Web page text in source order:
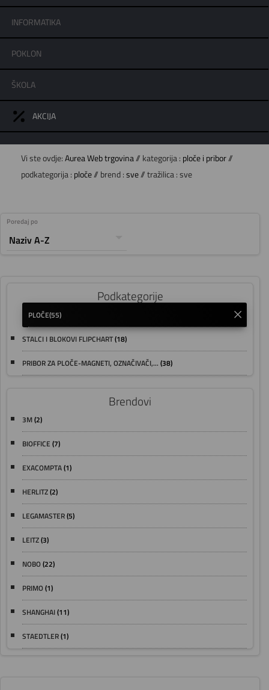
INFORMATIKA
POKLON
ŠKOLA
AKCIJA
Vi ste ovdje: Aurea Web trgovina// kategorija : ploče i pribor//
podkategorija : ploče// brend : sve// tražilica : sve
Poredaj po
Podkategorije
PLOČE(55)
STALCI I BLOKOVI FLIPCHART(18)
PRIBOR ZA PLOČE-MAGNETI, OZNAČIVAČI,... (38)
Brendovi
3M(2)
BIOFFICE (7)
EXACOMPTA(1)
HERLITZ(2)
LEGAMASTER(5)
LEITZ(3)
NOBO(22)
PRIMO(1)
SHANGHAI(11)
STAEDTLER(1)